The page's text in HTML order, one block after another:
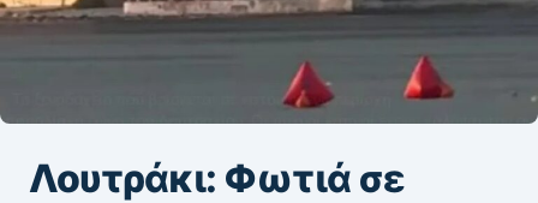
Λουτράκι: Φωτιά σε